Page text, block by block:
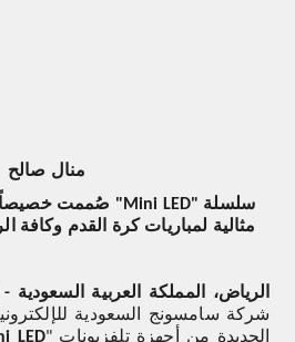
منال صالح
سلسلة "Mini LED " صُممت خصيصاً
مثالية لمباريات كرة القدم وكافة
الرياض، المملكة العربية السعودية -
شركة سامسونج السعودية
الجديدة من أجهزة تلفزيونات "LED